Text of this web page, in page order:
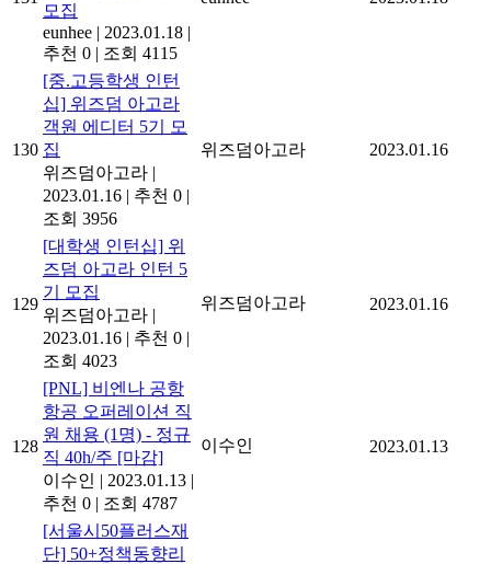
모집
eunhee | 2023.01.18 |
추천 0 | 조회 4115
130
[중.고등학생 인턴
십] 위즈덤 아고라
객원 에디터 5기 모
집
위즈덤아고라 |
2023.01.16 | 추천 0 |
조회 3956
위즈덤아고라 2023.01.16
129
[대학생 인턴십] 위
즈덤 아고라 인턴 5
기 모집
위즈덤아고라 |
2023.01.16 | 추천 0 |
조회 4023
위즈덤아고라 2023.01.16
128
[PNL] 비엔나 공항
항공 오퍼레이션 직
원 채용 (1명) - 정규
직 40h/주 [마감]
이수인 | 2023.01.13 |
추천 0 | 조회 4787
이수인 2023.01.13
[서울시50플러스재
단] 50+정책동향리